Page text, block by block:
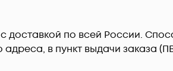
c доставкой по всей России.
в пункт выдачи заказа